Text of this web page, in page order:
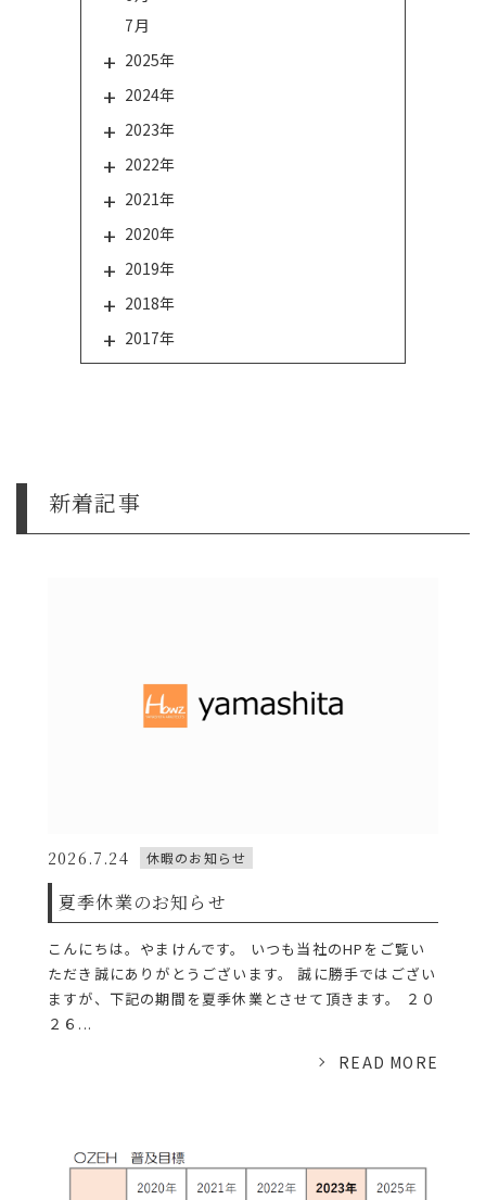
7月
2025年
2024年
2023年
2022年
2021年
2020年
2019年
2018年
2017年
新着記事
2026.7.24 休暇のお知らせ
夏季休業のお知らせ
こんにちは。やまけんです。 いつも当社のHPをご覧い
ただき誠にありがとうございます。 誠に勝手ではござい
ますが、下記の期間を夏季休業とさせて頂きます。 ２０
２６...
READ MORE